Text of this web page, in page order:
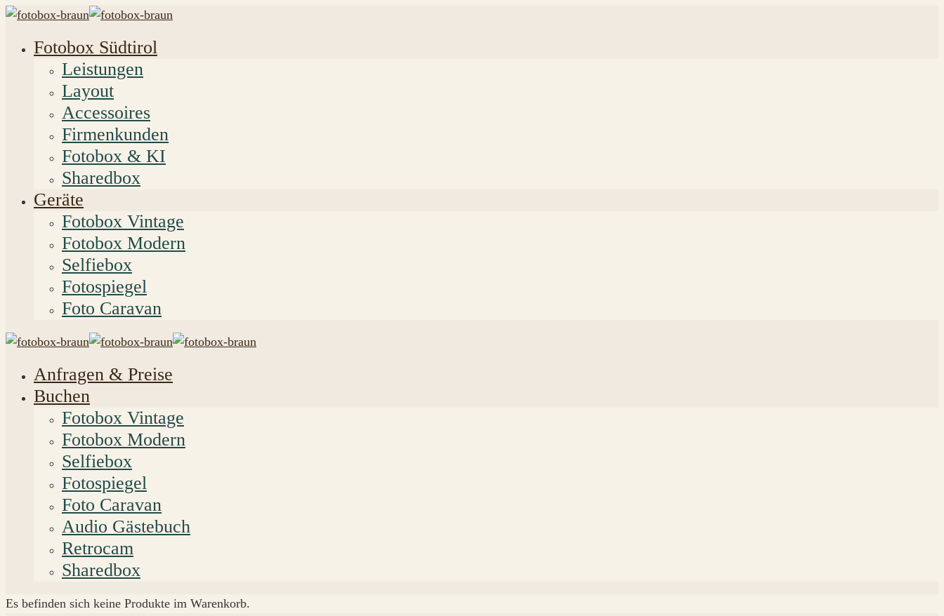
Fotobox Südtirol
Leistungen
Layout
Accessoires
Firmenkunden
Fotobox & KI
Sharedbox
Geräte
Fotobox Vintage
Fotobox Modern
Selfiebox
Fotospiegel
Foto Caravan
Anfragen & Preise
Buchen
Fotobox Vintage
Fotobox Modern
Selfiebox
Fotospiegel
Foto Caravan
Audio Gästebuch
Retrocam
Sharedbox
Es befinden sich keine Produkte im Warenkorb.